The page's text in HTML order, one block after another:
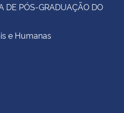
DE PÓS-GRADUAÇÃO DO
e Humanas